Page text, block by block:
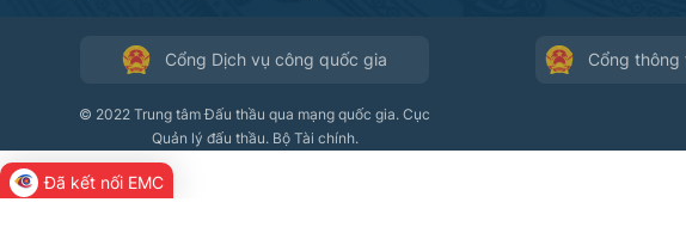
Cổng Dịch vụ công quốc gia
© 2022 Trung tâm Đấu thầu qua mạng quốc gia. Cục
Quản lý đấu thầu. Bộ Tài chính.
Cổng thông
Đã kết nối EMC